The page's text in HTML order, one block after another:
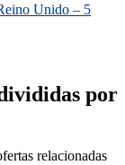
Unido – 5
por
relacionadas